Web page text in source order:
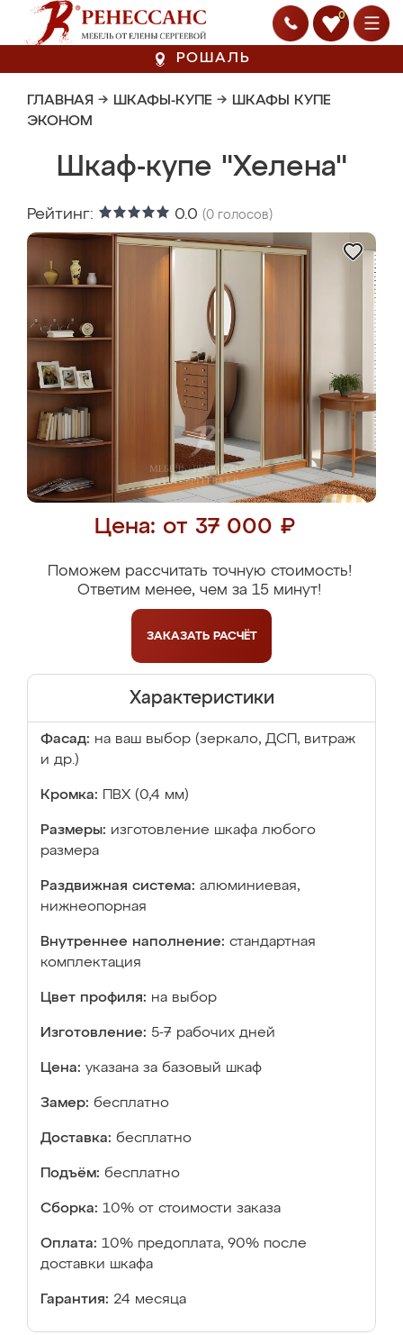
0
РОШАЛЬ
ГЛАВНАЯ → ШКАФЫ-КУПЕ → ШКАФЫ КУПЕ
ЭКОНОМ
Шкаф-купе "Хелена"
Рейтинг: 0.0 (0 голосов)
Цена: от 37 000 ₽
Поможем рассчитать точную стоимость!
Ответим менее, чем за 15 минут!
ЗАКАЗАТЬ РАСЧЁТ
Характеристики
Фасад: на ваш выбор (зеркало, ДСП, витраж
и др.)
Кромка: ПВХ (0,4 мм)
Размеры: изготовление шкафа любого
размера
Раздвижная система: алюминиевая,
нижнеопорная
Внутреннее наполнение: стандартная
комплектация
Цвет профиля: на выбор
Изготовление: 5-7 рабочих дней
Цена: указана за базовый шкаф
Замер: бесплатно
Доставка: бесплатно
Подъём: бесплатно
Сборка: 10% от стоимости заказа
Оплата: 10% предоплата, 90% после
доставки шкафа
Гарантия: 24 месяца